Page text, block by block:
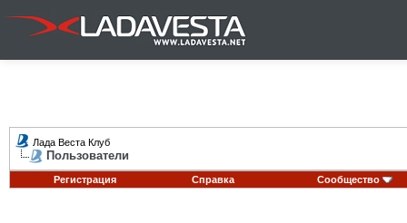
Лада Веста Клуб
Пользователи
Регистрация Справка Сообщество